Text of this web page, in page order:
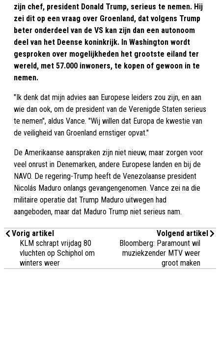
zijn chef, president Donald Trump, serieus te nemen. Hij
zei dit op een vraag over Groenland, dat volgens Trump
beter onderdeel van de VS kan zijn dan een autonoom
deel van het Deense koninkrijk. In Washington wordt
gesproken over mogelijkheden het grootste eiland ter
wereld, met 57.000 inwoners, te kopen of gewoon in te
nemen.
"Ik denk dat mijn advies aan Europese leiders zou zijn, en aan
wie dan ook, om de president van de Verenigde Staten serieus
te nemen", aldus Vance. "Wij willen dat Europa de kwestie van
de veiligheid van Groenland ernstiger opvat."
De Amerikaanse aanspraken zijn niet nieuw, maar zorgen voor
veel onrust in Denemarken, andere Europese landen en bij de
NAVO. De regering-Trump heeft de Venezolaanse president
Nicolás Maduro onlangs gevangengenomen. Vance zei na die
militaire operatie dat Trump Maduro uitwegen had
aangeboden, maar dat Maduro Trump niet serieus nam.
Vorig artikel
KLM schrapt vrijdag 80
vluchten op Schiphol om
winters weer
Volgend artikel
Bloomberg: Paramount wil
muziekzender MTV weer
groot maken